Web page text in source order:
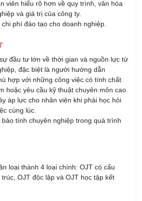
và giá trị của công ty.
phí đào tạo cho doanh nghiệp.
đầu tư lớn về thời gian và nguồn lực từ
đặc biệt là người hướng dẫn
hợp với những công việc có tính chất
hoặc yêu cầu kỹ thuật chuyên môn cao.
áp lực cho nhân viên khi phải học hỏi
cùng lúc.
bảo tính chuyên nghiệp trong quá trình
loại thành 4 loại chính: OJT có cấu
OJT độc lập và OJT học tập kết